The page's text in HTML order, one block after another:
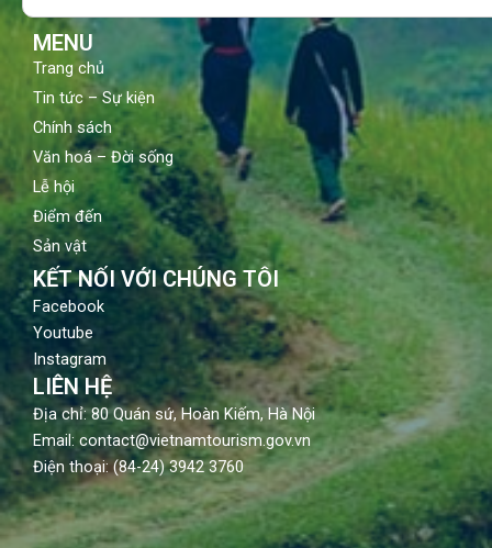
MENU
Trang chủ
Tin tức – Sự kiện
Chính sách
Văn hoá – Đời sống
Lễ hội
Điểm đến
Sản vật
KẾT NỐI VỚI CHÚNG TÔI
Facebook
Youtube
Instagram
LIÊN HỆ
Địa chỉ: 80 Quán sứ, Hoàn Kiếm, Hà Nội
Email: contact@vietnamtourism.gov.vn
Điện thoại: (84-24) 3942 3760